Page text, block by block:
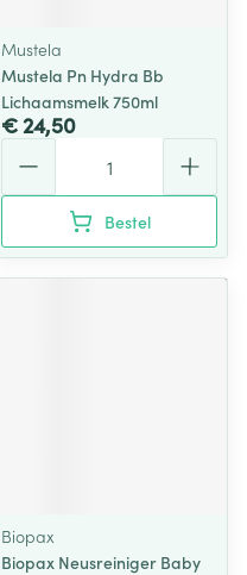
Mustela
Mustela Pn Hydra Bb
Lichaamsmelk 750ml
€ 24,50
Bestel
Biopax
Biopax Neusreiniger Baby